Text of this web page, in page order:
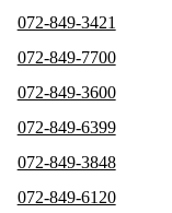
072-849-3421
072-849-7700
072-849-3600
072-849-6399
072-849-3848
072-849-6120